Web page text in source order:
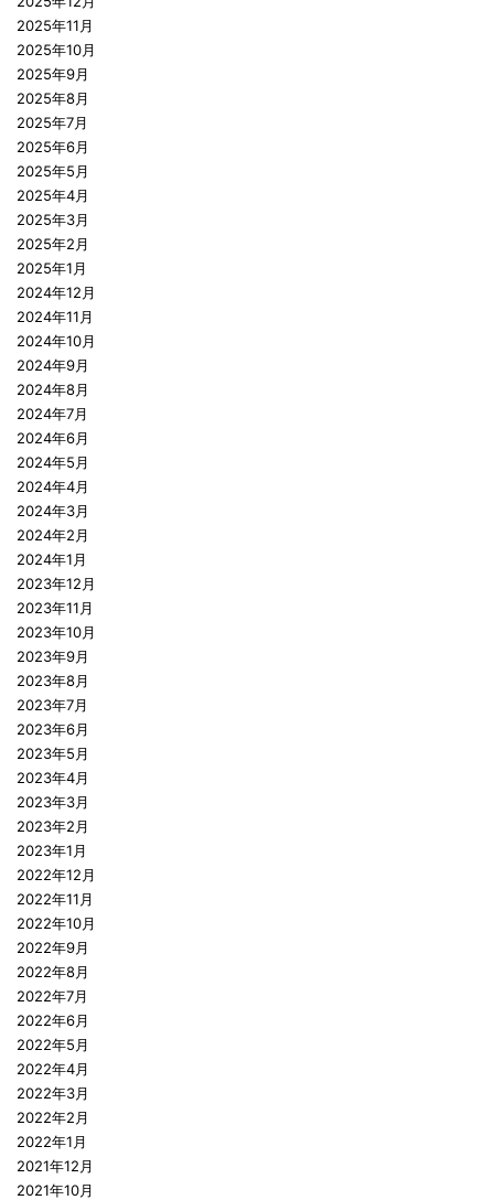
2025年11月
2025年10月
2025年9月
2025年8月
2025年7月
2025年6月
2025年5月
2025年4月
2025年3月
2025年2月
2025年1月
2024年12月
2024年11月
2024年10月
2024年9月
2024年8月
2024年7月
2024年6月
2024年5月
2024年4月
2024年3月
2024年2月
2024年1月
2023年12月
2023年11月
2023年10月
2023年9月
2023年8月
2023年7月
2023年6月
2023年5月
2023年4月
2023年3月
2023年2月
2023年1月
2022年12月
2022年11月
2022年10月
2022年9月
2022年8月
2022年7月
2022年6月
2022年5月
2022年4月
2022年3月
2022年2月
2022年1月
2021年12月
2021年10月